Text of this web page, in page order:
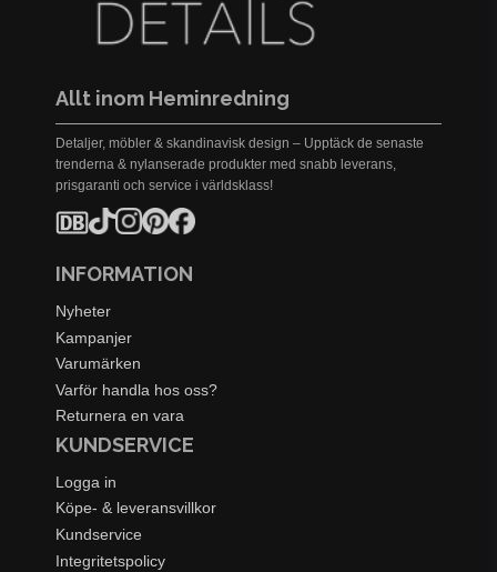
Allt inom Heminredning
Detaljer, möbler & skandinavisk design – Upptäck de senaste
trenderna & nylanserade produkter med snabb leverans,
prisgaranti och service i världsklass!
INFORMATION
Nyheter
Kampanjer
Varumärken
Varför handla hos oss?
Returnera en vara
KUNDSERVICE
Logga in
Köpe- & leveransvillkor
Kundservice
Integritetspolicy